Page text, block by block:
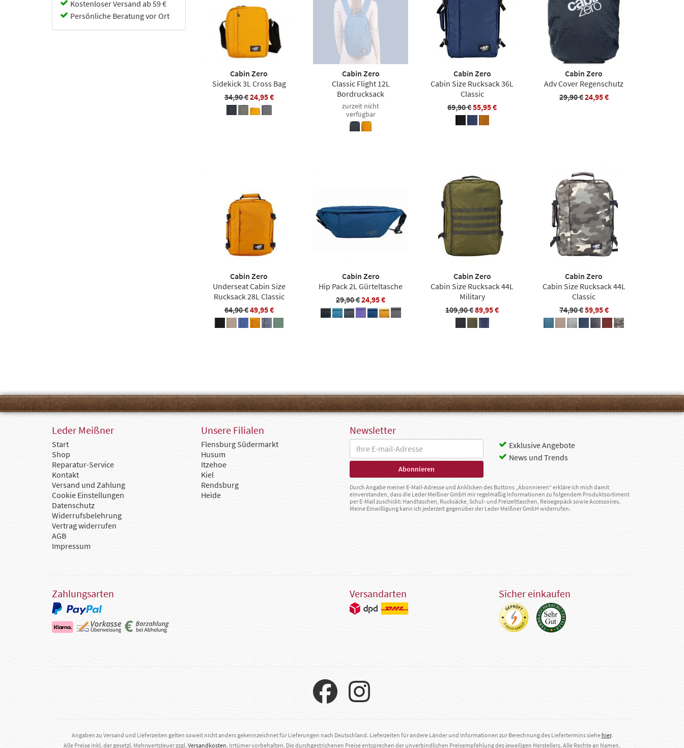
Kostenloser Versand ab 59 €
Persönliche Beratung vor Ort
Cabin Zero
Sidekick 3L Cross Bag
34,90 €24,95 €
Cabin Zero
Classic Flight 12L
Bordrucksack
zurzeit nicht
verfügbar
Cabin Zero
Cabin Size Rucksack 36L
Classic
69,90 €55,95 €
Cabin Zero
Adv Cover Regenschutz
29,90 €24,95 €
Cabin Zero
Underseat Cabin Size
Rucksack 28L Classic
64,90 €49,95 €
Cabin Zero
Hip Pack 2L Gürteltasche
29,90 €24,95 €
Cabin Zero
Cabin Size Rucksack 44L
Military
109,90 €89,95 €
Cabin Zero
Cabin Size Rucksack 44L
Classic
74,90 €59,95 €
Leder Meißner
Start
Shop
Reparatur-Service
Kontakt
Versand und Zahlung
Cookie Einstellungen
Datenschutz
Widerrufsbelehrung
Vertrag widerrufen
AGB
Impressum
Unsere Filialen
Flensburg Südermarkt
Husum
Itzehoe
Kiel
Rendsburg
Heide
Newsletter
Exklusive Angebote
News und Trends
Durch Angabe meiner E-Mail-Adresse und Anklicken des Buttons „Abonnieren“ erkläre ich mich damit
einverstanden, dass die Leder Meißner GmbH mir regelmäßig Informationen zu folgendem Produktsortiment
per E-Mail zuschickt: Handtaschen, Rucksäcke, Schul- und Freizeittaschen, Reisegepäck sowie Accessoires.
Meine Einwilligung kann ich jederzeit gegenüber der Leder Meißner GmbH widerrufen.
Zahlungsarten Versandarten Sicher einkaufen
Angaben zu Versand und Lieferzeiten gelten soweit nicht anders gekennzeichnet für Lieferungen nach Deutschland. Lieferzeiten für andere Länder und Informationen zur Berechnung des Liefertermins siehe hier.
Alle Preise inkl. der gesetzl. Mehrwertsteuer zzgl. Versandkosten. Irrtümer vorbehalten. Die durchgestrichenen Preise entsprechen der unverbindlichen Preisempfehlung des jeweiligen Herstellers. Alle Rechte an Namen,